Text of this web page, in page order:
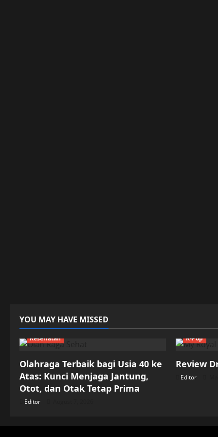
YOU MAY HAVE MISSED
Kesehatan
Olahraga Terbaik bagi Usia 40 ke
Atas: Kunci Menjaga Jantung,
Otot, dan Otak Tetap Prima
Editor
K-Pop
Review
Editor